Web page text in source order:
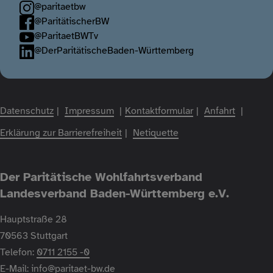
@paritaetbw
@ParitätischerBW
@ParitaetBWTv
@DerParitätischeBaden-Württemberg
Fußzeile
Datenschutz Impressum Kontaktformular
Anfahrt
Erklärung zur Barrierefreiheit
Netiquette
Der Paritätische Wohlfahrtsverband
Landesverband Baden-Württemberg e.V.
Hauptstraße 28
70563 Stuttgart
Telefon: 0711 2155 -0
E-Mail: info@paritaet-bw.de